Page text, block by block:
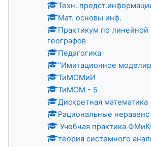
Техн.
Мат. основы инф.
Практикум по линейной
географов
Педагогика
"Имитационное
ТиМОМиИ
ТиМОМ - 5
Дискретная математика
Рациональные
Учебная практика
теория системного